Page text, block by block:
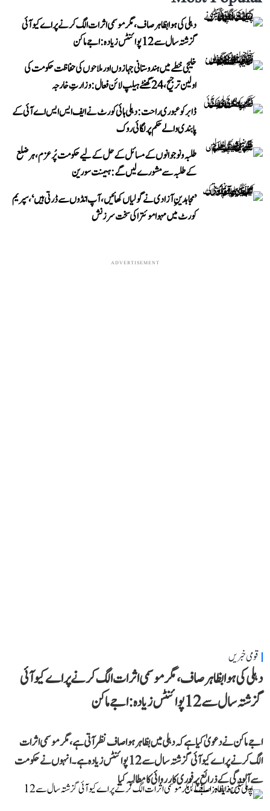
دہلی کی ہوا بظاہر صاف، مگر موسمی اثرات الگ کرنے پر اے کیو آئی
گزشتہ سال سے 12 پوائنٹس زیادہ: اجے ماکن
خلیجی خطے میں ہندوستانی جہازوں اور ملاحوں کی حفاظت حکومت کی
اولین ترجیح، 24 گھنٹے ہیلپ لائن فعال: وزارتِ خارجہ
ڈابر کو عبوری راحت: دہلی ہائی کورٹ نے ایف ایس ایس اے آئی کے
پابندی والے حکم پر لگائی روک
طلبہ و نوجوانوں کے مسائل کے حل کے لیے حکومت پُرعزم، ہر ضلع
کے طلبہ سے مشورے لیں گے: ہیمنت سورین
’مجاہدینِ آزادی نے گولیاں کھائیں، آپ انڈوں سے ڈرتی ہیں‘، سپریم
کورٹ میں مہوا موئترا کی سخت سرزنش
ADVERTISEMENT
قومی خبریں
دہلی کی ہوا بظاہر صاف، مگر موسمی اثرات الگ کرنے پر اے کیو آئی
گزشتہ سال سے 12 پوائنٹس زیادہ: اجے ماکن
اجے ماکن نے دعویٰ کیا ہے کہ دہلی میں بظاہر ہوا صاف نظر آتی ہے، مگر موسمی اثرات
الگ کرنے پر اے کیو آئی گزشتہ سال سے 12 پوائنٹس زیادہ ہے۔ انہوں نے حکومت
سے آلودگی کے ذرائع پر فوری کارروائی کا مطالبہ کیا